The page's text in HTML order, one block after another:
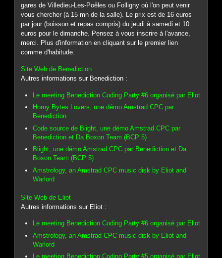
gares de Villedieu-Les-Poêles ou Folligny où l'on peut venir
vous chercher (à 15 mn de la salle). Le prix est de 16 euros
par jour (boisson et repas compris) du jeudi à samedi et 10
euros pour le dimanche. Pensez à vous inscrire à l'avance,
merci. Plus d'information en cliquant sur le premier lien
comme d'habitude.
Site Web de Benediction
Autres informations sur Benediction :
Le meeting Benediction Coding Party #6 organisé par Eliot
Horny Bytes Lovers, une démo Amstrad CPC par
Benediction
Code source de Blight, une démo Amstrad CPC par
Benediction et Da Boxon Team (BCP 5)
Blight, une démo Amstrad CPC par Benediction et Da
Boxon Team (BCP 5)
Amstrology, an Amstrad CPC music disk by Eliot and
Warlord
Site Web de Eliot
Autres informations sur Eliot :
Le meeting Benediction Coding Party #6 organisé par Eliot
Amstrology, an Amstrad CPC music disk by Eliot and
Warlord
Le meeting Benediction Coding Party #5 organisé par Eliot